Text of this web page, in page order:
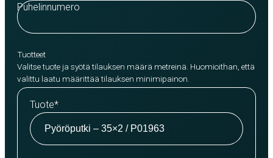
Puhelinnumero
Tuotteet
Valitse tuote ja syötä tilauksen määrä metreinä. Huomioithan, että
valittu laatu määrittää tilauksen minimipainon.
Tuote*